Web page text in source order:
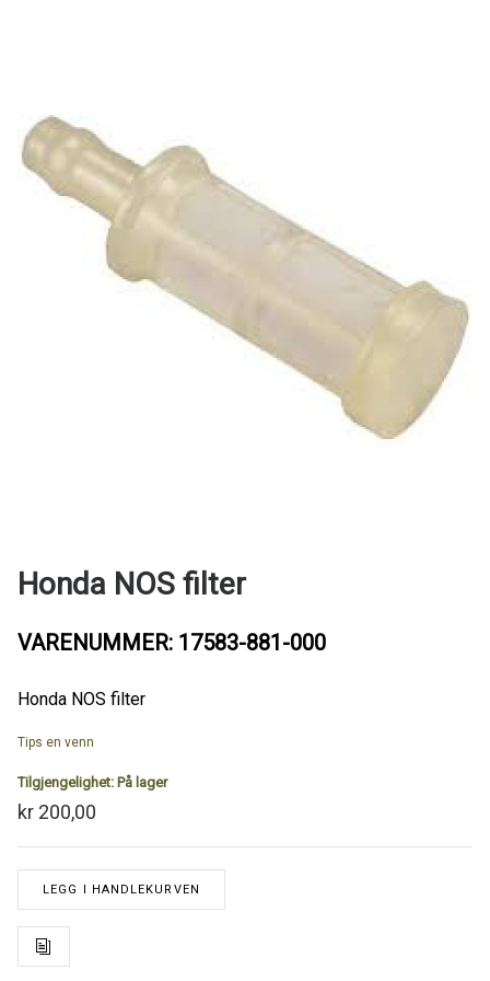
Honda NOS filter
VARENUMMER: 17583-881-000
Honda NOS filter
Tips en venn
Tilgjengelighet: På lager
kr 200,00
LEGG I HANDLEKURVEN